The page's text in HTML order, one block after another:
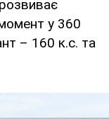
у 360
– 160 к.с. та